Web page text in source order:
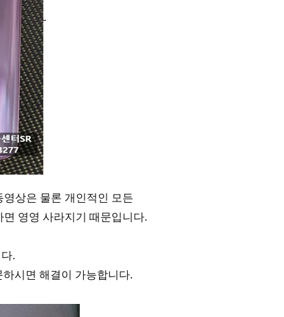
상은 물론 개인적인 모든
영영 사라지기 때문입니다.
.
시면 해결이 가능합니다.